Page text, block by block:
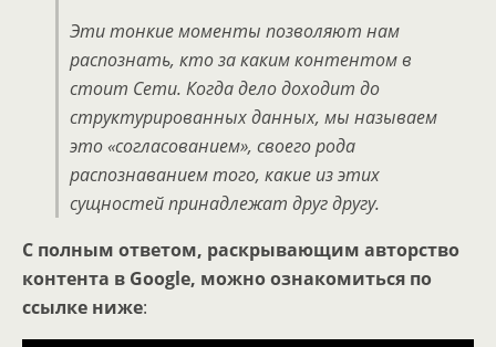
Эти тонкие моменты позволяют нам
распознать, кто за каким контентом в
стоит Сети. Когда дело доходит до
структурированных данных, мы называем
это «согласованием», своего рода
распознаванием того, какие из этих
сущностей принадлежат друг другу.
С полным ответом, раскрывающим авторство
контента в Google, можно ознакомиться по
ссылке ниже: